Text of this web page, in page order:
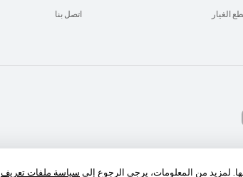
لمزيد من المعلومات، يرجي الرجوع إلي سياسة ملفات تعريف
الغيار
اتصل بنا
Saudi Arabia - اللغة العربية